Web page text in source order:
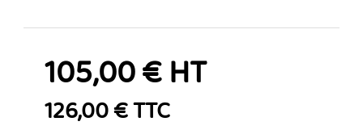
105,00 € HT
126,00 € TTC